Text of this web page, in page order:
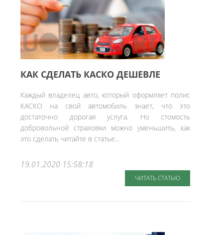
КАК СДЕЛАТЬ КАСКО ДЕШЕВЛЕ
Каждый владелец авто, который оформляет полис
КАСКО на свой автомобиль знает, что это
достаточно дорогая услуга. Но стомость
добровольной страховки можно уменьшить, как
это сделать читайте в статье...
19.01.2020 15:58:18
ЧИТАТЬ СТАТЬЮ